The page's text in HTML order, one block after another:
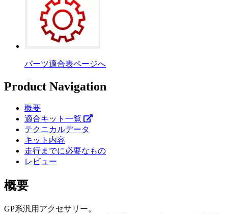
パーツ適合表ページへ
Product Navigation
概要
適合キット一覧
テクニカルデータ
キット内容
走行までに必要なもの
レビュー
概要
GP系汎用アクセサリー。